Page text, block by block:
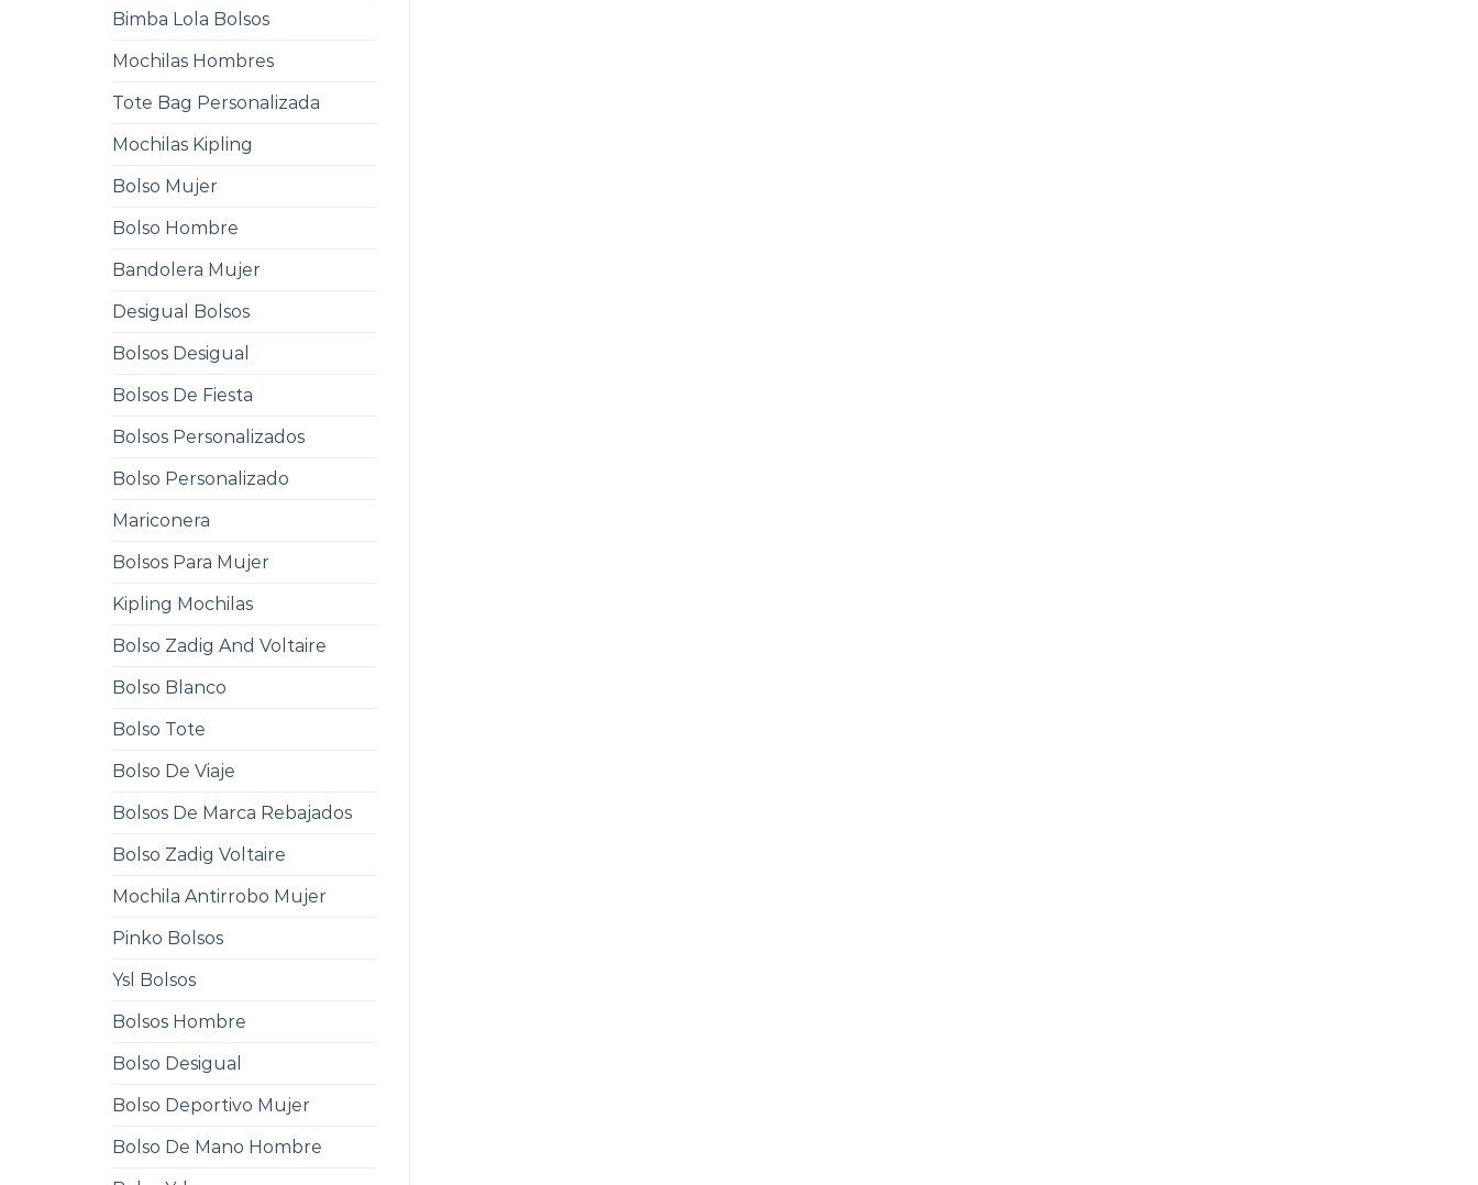
Bimba Lola Bolsos
Mochilas Hombres
Tote Bag Personalizada
Mochilas Kipling
Bolso Mujer
Bolso Hombre
Bandolera Mujer
Desigual Bolsos
Bolsos Desigual
Bolsos De Fiesta
Bolsos Personalizados
Bolso Personalizado
Mariconera
Bolsos Para Mujer
Kipling Mochilas
Bolso Zadig And Voltaire
Bolso Blanco
Bolso Tote
Bolso De Viaje
Bolsos De Marca Rebajados
Bolso Zadig Voltaire
Mochila Antirrobo Mujer
Pinko Bolsos
Ysl Bolsos
Bolsos Hombre
Bolso Desigual
Bolso Deportivo Mujer
Bolso De Mano Hombre